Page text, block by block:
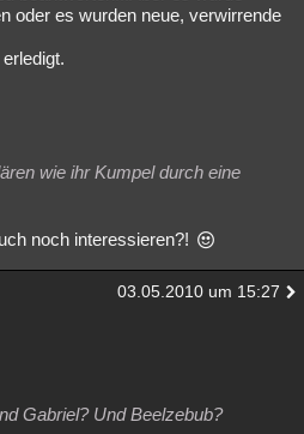
oder es wurden neue, verwirrende
wie ihr Kumpel durch eine
noch interessieren?!
03.05.2010 um 15:27
Gabriel? Und Beelzebub?